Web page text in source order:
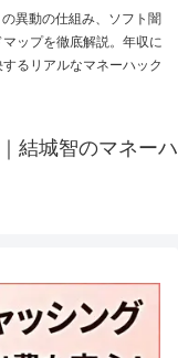
異動の仕組み、ソフト闇
ップを徹底解説。年収に
るリアルなマネーハック
結城智のマネーハ